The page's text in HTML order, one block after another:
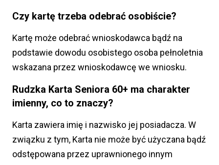
Czy kartę trzeba odebrać osobiście?
Kartę może odebrać wnioskodawca bądź na
podstawie dowodu osobistego osoba pełnoletnia
wskazana przez wnioskodawcę we wniosku.
Rudzka Karta Seniora 60+ ma charakter
imienny, co to znaczy?
Karta zawiera imię i nazwisko jej posiadacza. W
związku z tym, Karta nie może być użyczana bądź
odstępowana przez uprawnionego innym